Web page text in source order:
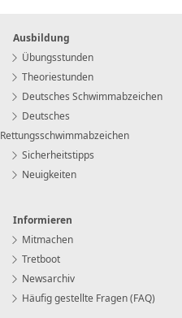
Ausbildung
Übungsstunden
Theoriestunden
Deutsches Schwimmabzeichen
Deutsches
Rettungsschwimmabzeichen
Sicherheitstipps
Neuigkeiten
Informieren
Mitmachen
Tretboot
Newsarchiv
Häufig gestellte Fragen (FAQ)